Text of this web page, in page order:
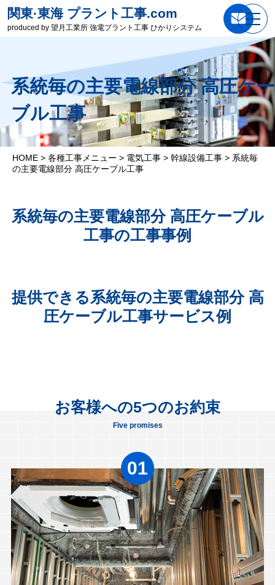
関東·東海 プラント工事.com
produced by 望月工業所 強電プラント工事 ひかりシステム
系統毎の主要電線部分 高圧ケー
ブル工事
HOME > 各種工事メニュー > 電気工事 > 幹線設備工事 > 系統毎
の主要電線部分 高圧ケーブル工事
系統毎の主要電線部分 高圧ケーブル
工事の工事事例
提供できる系統毎の主要電線部分 高
圧ケーブル工事サービス例
お客様への5つのお約束
Five promises
01